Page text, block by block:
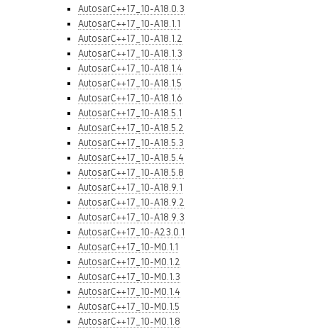
AutosarC++17_10-A18.0.3
AutosarC++17_10-A18.1.1
AutosarC++17_10-A18.1.2
AutosarC++17_10-A18.1.3
AutosarC++17_10-A18.1.4
AutosarC++17_10-A18.1.5
AutosarC++17_10-A18.1.6
AutosarC++17_10-A18.5.1
AutosarC++17_10-A18.5.2
AutosarC++17_10-A18.5.3
AutosarC++17_10-A18.5.4
AutosarC++17_10-A18.5.8
AutosarC++17_10-A18.9.1
AutosarC++17_10-A18.9.2
AutosarC++17_10-A18.9.3
AutosarC++17_10-A23.0.1
AutosarC++17_10-M0.1.1
AutosarC++17_10-M0.1.2
AutosarC++17_10-M0.1.3
AutosarC++17_10-M0.1.4
AutosarC++17_10-M0.1.5
AutosarC++17_10-M0.1.8